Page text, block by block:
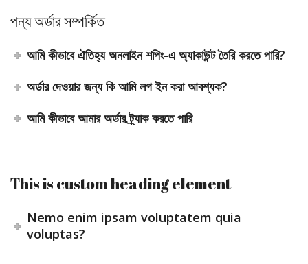
পন্য অর্ডার সম্পর্কিত
আমি কীভাবে ঐতিহ্য অনলাইন শপিং-এ অ্যাকাউন্ট তৈরি করতে পারি?
অর্ডার দেওয়ার জন্য কি আমি লগ ইন করা আবশ্যক?
আমি কীভাবে আমার অর্ডার ট্র্যাক করতে পারি
This is custom heading element
Nemo enim ipsam voluptatem quia
voluptas?